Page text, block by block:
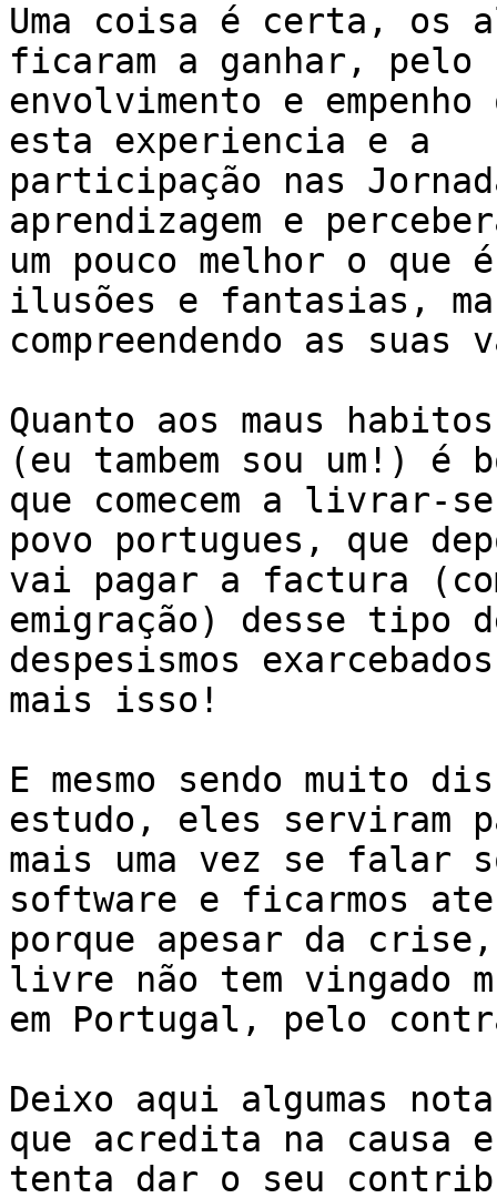
Uma coisa é certa, os
ficaram a ganhar, pelo
envolvimento e
esta experiencia e a
participação nas
aprendizagem e
um pouco melhor o
ilusões e fantasias,
compreendendo as
Quanto aos maus
(eu tambem sou um!) é
que comecem a livrar-
povo portugues, que
vai pagar a factura
emigração) desse tipo
despesismos
mais isso!
E mesmo sendo muito
estudo, eles serviram
mais uma vez se falar
software e ficarmos
porque apesar da
livre não tem vingado
em Portugal, pelo
Deixo aqui algumas
que acredita na causa e